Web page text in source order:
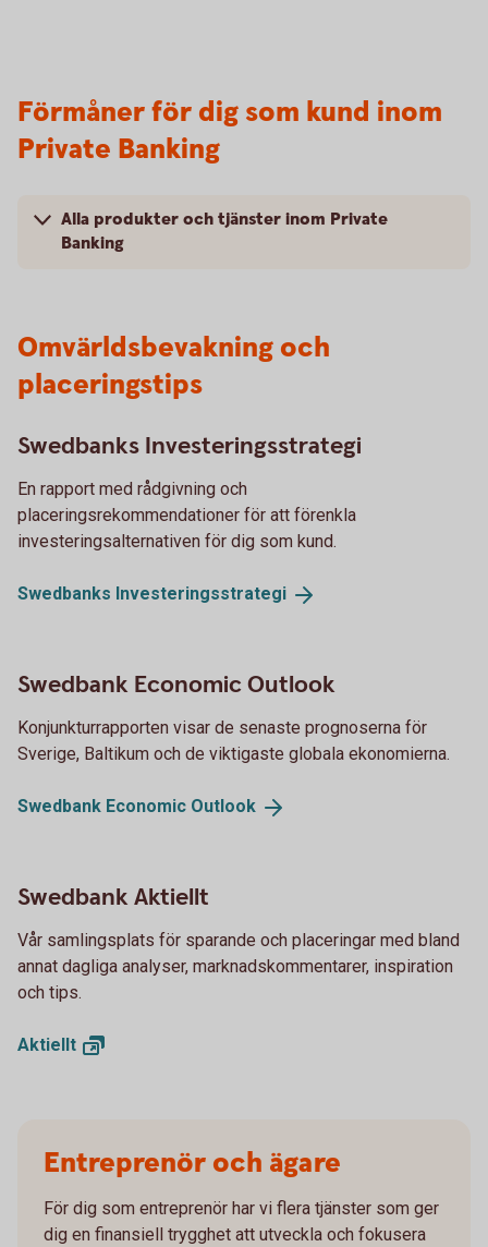
Förmåner för dig som kund inom
Private Banking
Alla produkter och tjänster inom Private
Banking
Omvärldsbevakning och
placeringstips
Swedbanks Investeringsstrategi
En rapport med rådgivning och
placeringsrekommendationer för att förenkla
investeringsalternativen för dig som kund.
Swedbanks Investeringsstrategi
Swedbank Economic Outlook
Konjunkturrapporten visar de senaste prognoserna för
Sverige, Baltikum och de viktigaste globala ekonomierna.
Swedbank Economic Outlook
Swedbank Aktiellt
Vår samlingsplats för sparande och placeringar med bland
annat dagliga analyser, marknadskommentarer, inspiration
och tips.
Aktiellt
Entreprenör och ägare
För dig som entreprenör har vi flera tjänster som ger
dig en finansiell trygghet att utveckla och fokusera